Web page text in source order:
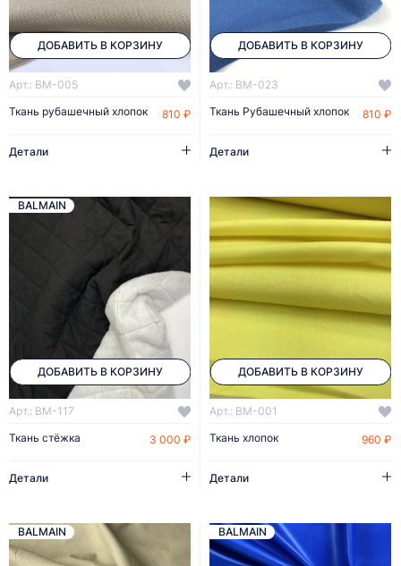
ДОБАВИТЬ В КОРЗИНУ
Арт.: BM-005
Ткань рубашечный хлопок
810 ₽
Детали
ДОБАВИТЬ В КОРЗИНУ
Арт.: BM-023
Ткань Рубашечный хлопок
810 ₽
Детали
ДОБАВИТЬ В КОРЗИНУ
BALMAIN
Арт.: BM-117
Ткань стёжка
3 000 ₽
Детали
ДОБАВИТЬ В КОРЗИНУ
Арт.: BM-001
Ткань хлопок
960 ₽
Детали
BALMAIN BALMAIN